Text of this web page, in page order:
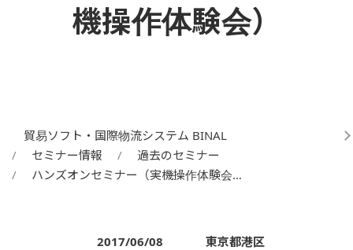
機操作体験会）
貿易ソフト・国際物流システム BINAL
セミナー情報
過去のセミナー
ハンズオンセミナー（実機操作体験会…
2017/06/08 東京都港区